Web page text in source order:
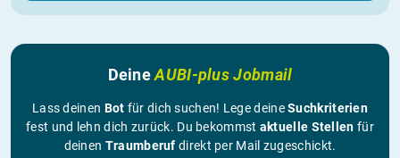
DeineAUBI-plus Jobmail
Lass deinen Bot für dich suchen! Lege deineSuchkriterien
fest und lehn dich zurück. Du bekommst aktuelle Stellen für
deinen Traumberuf direkt per Mail zugeschickt.